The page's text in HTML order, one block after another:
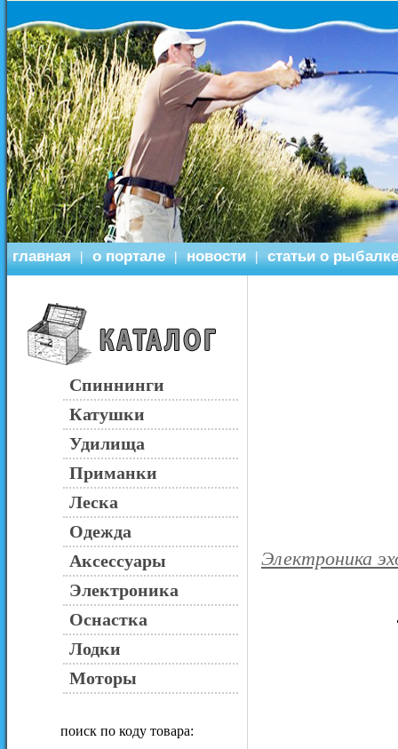
главная | о портале | новости | статьи о рыбалке
Спиннинги
Катушки
Удилища
Приманки
Леска
Одежда
Аксессуары
Электроника
Оснастка
Лодки
Моторы
поиск по коду товара:
Электроника